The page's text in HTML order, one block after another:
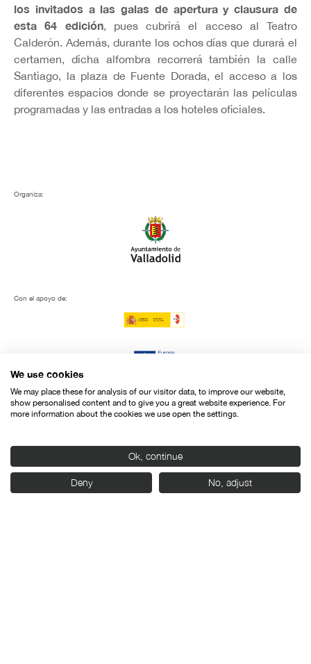
los invitados a las galas de apertura y clausura de
esta 64 edición, pues cubrirá el acceso al Teatro
Calderón. Además, durante los ochos días que durará el
certamen, dicha alfombra recorrerá también la calle
Santiago, la plaza de Fuente Dorada, el acceso a los
diferentes espacios donde se proyectarán las películas
programadas y las entradas a los hoteles oficiales.
Organiza:
Con el apoyo de:
We use cookies
We may place these for analysis of our visitor data, to improve our website,
show personalised content and to give you a great website experience. For
more information about the cookies we use open the settings.
Ok, continue
Deny No, adjust